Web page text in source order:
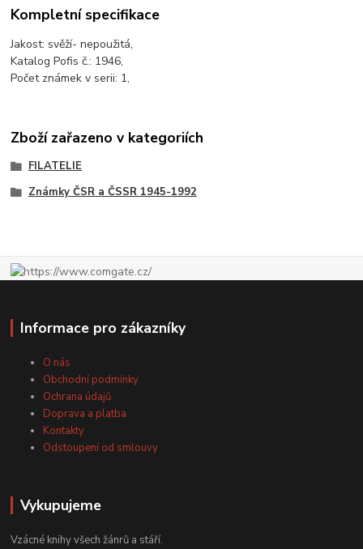
Kompletní specifikace
Jakost: svěží- nepoužitá,
Katalog Pofis č.: 1946,
Počet známek v serii: 1,
Zboží zařazeno v kategoriích
FILATELIE
Známky ČSR a ČSSR 1945-1992
Informace pro zákazníky
O nás
Obchodní podmínky
Ochrana údajů
Doprava a platba
Kontakty
Odstoupení od smlouvy
Vykupujeme
Vzácné knihy všech žánrů a stáří.